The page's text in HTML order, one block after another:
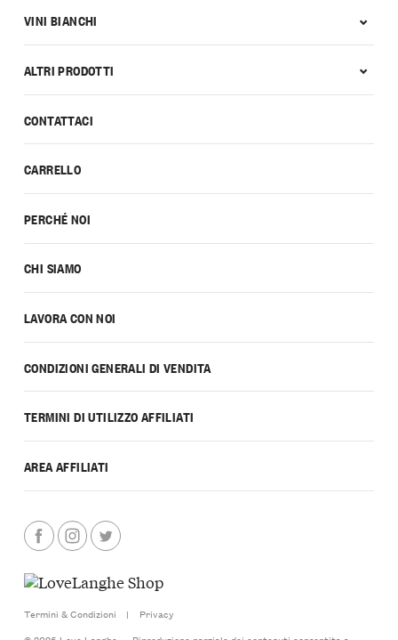
CONTATTACI
CARRELLO
PERCHÉ NOI
CHI SIAMO
LAVORA CON NOI
CONDIZIONI GENERALI DI VENDITA
TERMINI DI UTILIZZO AFFILIATI
AREA AFFILIATI
VINI BIANCHI
ALTRI PRODOTTI
Termini & Condizioni |
Privacy